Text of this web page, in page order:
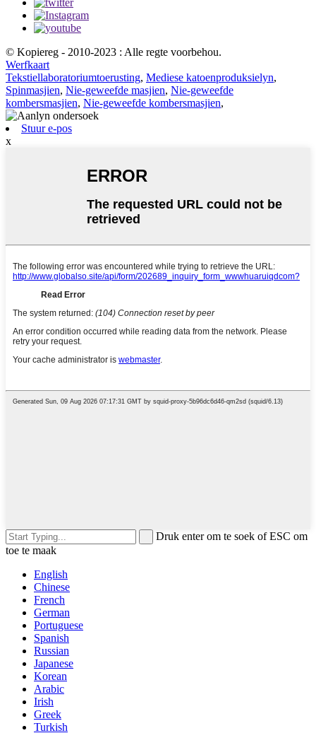
© Kopiereg - 2010-2023 : Alle regte voorbehou.
Werfkaart
Tekstiellaboratoriumtoerusting, Mediese katoenproduksielyn,
Spinmasjien, Nie-geweefde masjien, Nie-geweefde
kombersmasjien, Nie-geweefde kombersmasjien,
Stuur e-pos
x
Druk enter om te soek of ESC om
toe te maak
English
Chinese
French
German
Portuguese
Spanish
Russian
Japanese
Korean
Arabic
Irish
Greek
Turkish